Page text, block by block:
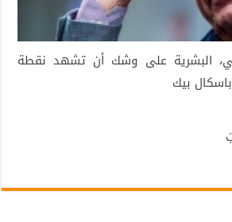
البشرية على وشك أن تشهد نقطة
بيك